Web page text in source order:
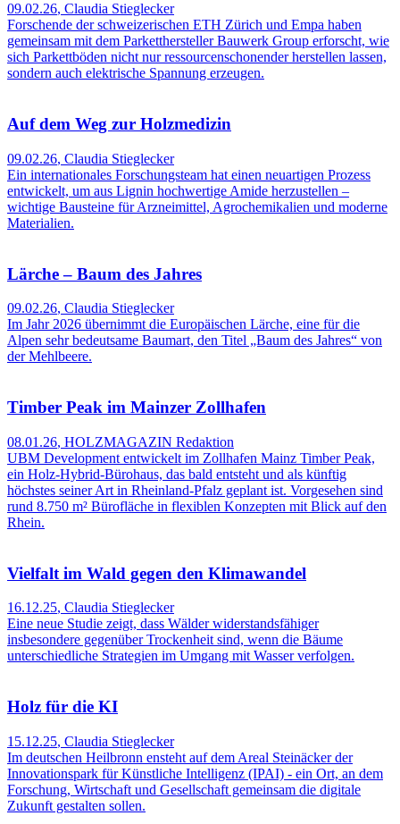
09.02.26, Claudia Stieglecker
Forschende der schweizerischen ETH Zürich und Empa haben
gemeinsam mit dem Parketthersteller Bauwerk Group erforscht, wie
sich Parkettböden nicht nur ressourcenschonender herstellen lassen,
sondern auch elektrische Spannung erzeugen.
Auf dem Weg zur Holzmedizin
09.02.26, Claudia Stieglecker
Ein internationales Forschungsteam hat einen neuartigen Prozess
entwickelt, um aus Lignin hochwertige Amide herzustellen –
wichtige Bausteine für Arzneimittel, Agrochemikalien und moderne
Materialien.
Lärche – Baum des Jahres
09.02.26, Claudia Stieglecker
Im Jahr 2026 übernimmt die Europäischen Lärche, eine für die
Alpen sehr bedeutsame Baumart, den Titel „Baum des Jahres“ von
der Mehlbeere.
Timber Peak im Mainzer Zollhafen
08.01.26, HOLZMAGAZIN Redaktion
UBM Development entwickelt im Zollhafen Mainz Timber Peak,
ein Holz‑Hybrid‑Bürohaus, das bald entsteht und als künftig
höchstes seiner Art in Rheinland‑Pfalz geplant ist. Vorgesehen sind
rund 8.750 m² Bürofläche in flexiblen Konzepten mit Blick auf den
Rhein.
Vielfalt im Wald gegen den Klimawandel
16.12.25, Claudia Stieglecker
Eine neue Studie zeigt, dass Wälder widerstandsfähiger
insbesondere gegenüber Trockenheit sind, wenn die Bäume
unterschiedliche Strategien im Umgang mit Wasser verfolgen.
Holz für die KI
15.12.25, Claudia Stieglecker
Im deutschen Heilbronn ensteht auf dem Areal Steinäcker der
Innovationspark für Künstliche Intelligenz (IPAI) - ein Ort, an dem
Forschung, Wirtschaft und Gesellschaft gemeinsam die digitale
Zukunft gestalten sollen.